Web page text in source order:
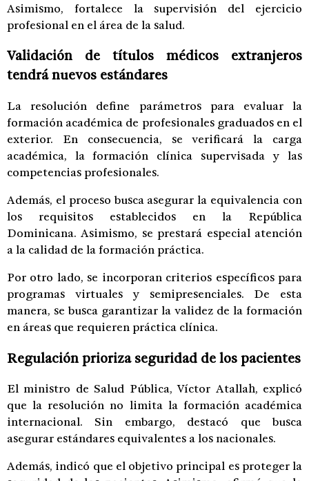
Asimismo, fortalece la supervisión del ejercicio
profesional en el área de la salud.
Validación de títulos médicos extranjeros
tendrá nuevos estándares
La resolución define parámetros para evaluar la
formación académica de profesionales graduados en el
exterior. En consecuencia, se verificará la carga
académica, la formación clínica supervisada y las
competencias profesionales.
Además, el proceso busca asegurar la equivalencia con
los requisitos establecidos en la República
Dominicana. Asimismo, se prestará especial atención
a la calidad de la formación práctica.
Por otro lado, se incorporan criterios específicos para
programas virtuales y semipresenciales. De esta
manera, se busca garantizar la validez de la formación
en áreas que requieren práctica clínica.
Regulación prioriza seguridad de los pacientes
El ministro de Salud Pública, Víctor Atallah, explicó
que la resolución no limita la formación académica
internacional. Sin embargo, destacó que busca
asegurar estándares equivalentes a los nacionales.
Además, indicó que el objetivo principal es proteger la